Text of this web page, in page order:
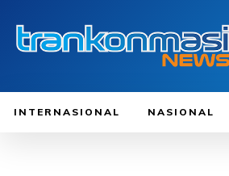
INTERNASIONAL NASIONAL